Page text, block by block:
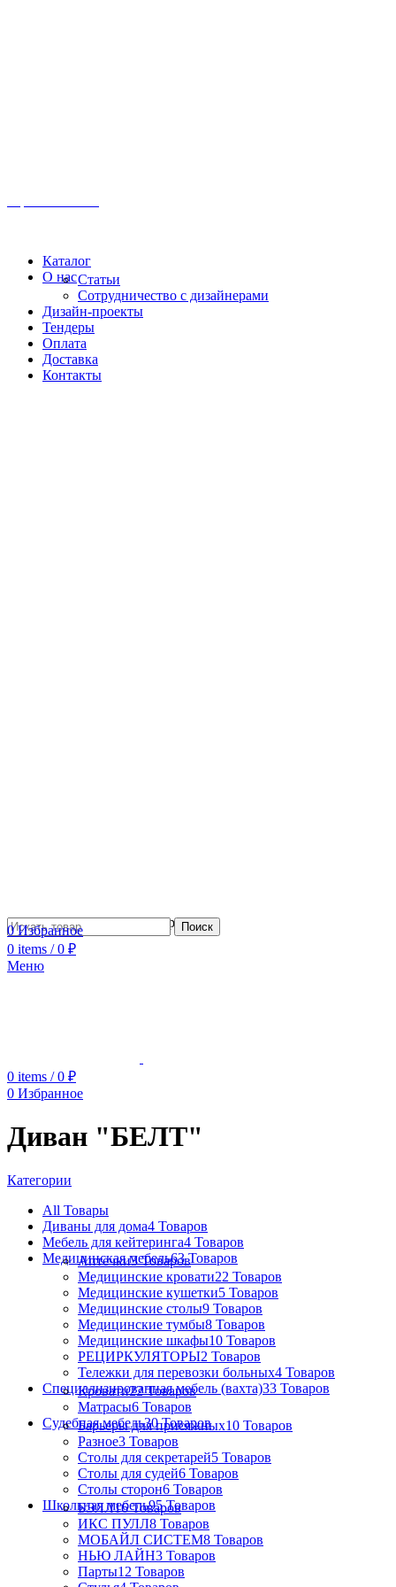
Каталог
О насСтатьи
Сотрудничество с дизайнерами
Дизайн-проекты
Тендеры
Оплата
Доставка
Контакты
Сотрудничество с дизайнерамиПоиск
0Избранное
0 items / 0 ₽
Меню
0 items / 0 ₽
0 Избранное
Диван "БЕЛТ"
Категории
All Товары
Диваны для дома4 Товаров
Мебель для кейтеринга4 Товаров
Медицинская мебель63 Товаров
Аптечки3 Товаров
Медицинские кровати22 Товаров
Медицинские кушетки5 Товаров
Медицинские столы9 Товаров
Медицинские тумбы8 Товаров
Медицинские шкафы10 Товаров
РЕЦИРКУЛЯТОРЫ2 Товаров
Тележки для перевозки больных4 Товаров
Специализированная мебель (вахта)33 Товаров
Кровати22 Товаров
Матрасы6 Товаров
Судебная мебель30 Товаров
Барьеры для присяжных10 Товаров
Разное3 Товаров
Столы для секретарей5 Товаров
Столы для судей6 Товаров
Столы сторон6 Товаров
Школьная мебель95 Товаров
БЭЛЛ16 Товаров
ИКС ПУЛЛ8 Товаров
МОБАЙЛ СИСТЕМ8 Товаров
НЬЮ ЛАЙН3 Товаров
Парты12 Товаров